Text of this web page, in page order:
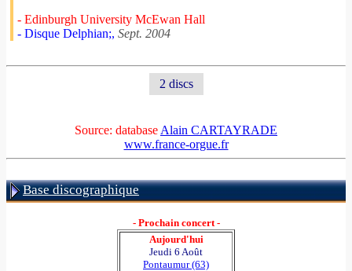
- Edinburgh University McEwan Hall
- Disque Delphian;, Sept. 2004
2 discs
Source: database Alain CARTAYRADE
www.france-orgue.fr
Base discographique
- Prochain concert -
Aujourd'hui
Jeudi 6 Août
Pontaumur (63)